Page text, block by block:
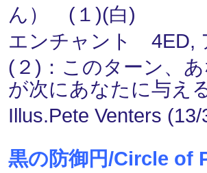
ん） (１)(白)
エンチャント 4ED,
(２)：このターン、
が次にあなたに与え
Illus.Pete Venters (13/
黒の防御円/Circle of